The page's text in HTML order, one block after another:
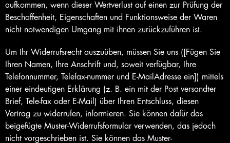
aufkommen, wenn dieser Wertverlust auf einen zur Prüfung der
Beschaffenheit, Eigenschaften und Funktionsweise der Waren
nicht notwendigen Umgang mit ihnen zurückzuführen ist.
Um Ihr Widerrufsrecht auszuüben, müssen Sie uns ([Fügen Sie
Ihren Namen, Ihre Anschrift und, soweit verfügbar, Ihre
Telefonnummer, Telefax-nummer und E-MailAdresse ein]) mittels
einer eindeutigen Erklärung (z. B. ein mit der Post versandter
Brief, Tele-fax oder E-Mail) über Ihren Entschluss, diesen
Vertrag zu widerrufen, informieren. Sie können dafür das
beigefügte Muster-Widerrufsformular verwenden, das jedoch
nicht vorgeschrieben ist. Sie können das Muster-